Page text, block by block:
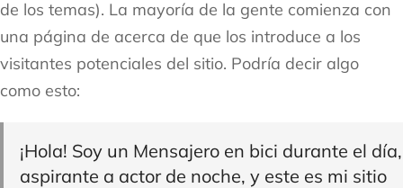
de los temas). La mayoría de la gente comienza con
una página de acerca de que los introduce a los
visitantes potenciales del sitio. Podría decir algo
como esto:
¡Hola! Soy un Mensajero en bici durante el día,
aspirante a actor de noche, y este es mi sitio